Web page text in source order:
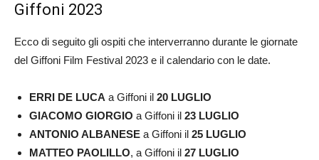
Giffoni 2023
Ecco di seguito gli ospiti che interverranno durante le giornate
del Giffoni Film Festival 2023 e il calendario con le date.
ERRI DE LUCA a Giffoni il 20 LUGLIO
GIACOMO GIORGIO a Giffoni il 23 LUGLIO
ANTONIO ALBANESE a Giffoni il 25 LUGLIO
MATTEO PAOLILLO, a Giffoni il 27 LUGLIO